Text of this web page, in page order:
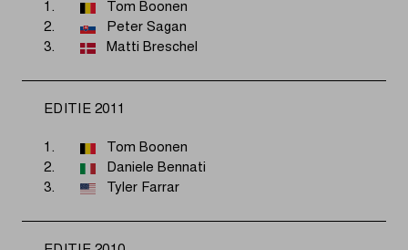
1.
Tom Boonen
2.
Peter Sagan
3.
Matti Breschel
EDITIE 2011
1.
Tom Boonen
2.
Daniele Bennati
3.
Tyler Farrar